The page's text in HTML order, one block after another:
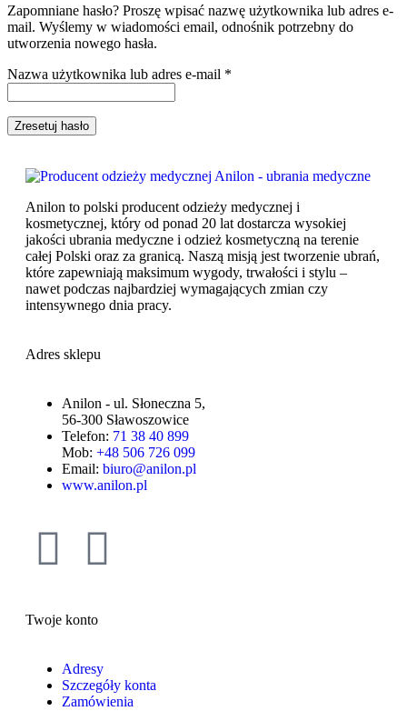
Zapomniane hasło? Proszę wpisać nazwę użytkownika lub adres e-
mail. Wyślemy w wiadomości email, odnośnik potrzebny do
utworzenia nowego hasła.
Nazwa użytkownika lub adres e-mail *
Zresetuj hasło
Anilon to polski producent odzieży medycznej i
kosmetycznej, który od ponad 20 lat dostarcza wysokiej
jakości ubrania medyczne i odzież kosmetyczną na terenie
całej Polski oraz za granicą. Naszą misją jest tworzenie ubrań,
które zapewniają maksimum wygody, trwałości i stylu –
nawet podczas najbardziej wymagających zmian czy
intensywnego dnia pracy.
Adres sklepu
Anilon - ul. Słoneczna 5,
56-300 Sławoszowice
Telefon: 71 38 40 899
Mob: +48 506 726 099
Email: biuro@anilon.pl
www.anilon.pl
Twoje konto
Adresy
Szczegóły konta
Zamówienia